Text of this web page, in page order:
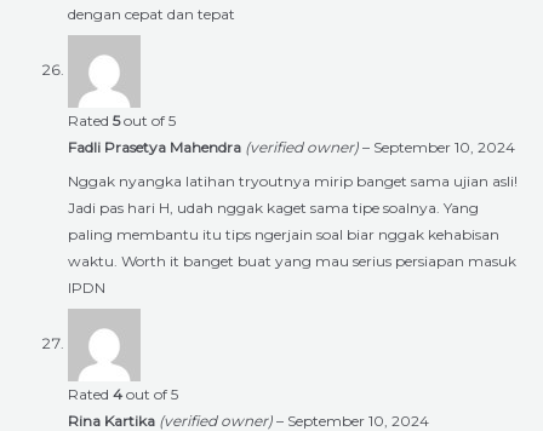
dengan cepat dan tepat
Rated 5out of 5
Fadli Prasetya Mahendra (verified owner) – September 10, 2024
Nggak nyangka latihan tryoutnya mirip banget sama ujian asli!
Jadi pas hari H, udah nggak kaget sama tipe soalnya. Yang
paling membantu itu tips ngerjain soal biar nggak kehabisan
waktu. Worth it banget buat yang mau serius persiapan masuk
IPDN
Rated 4 out of 5
Rina Kartika (verified owner) – September 10, 2024